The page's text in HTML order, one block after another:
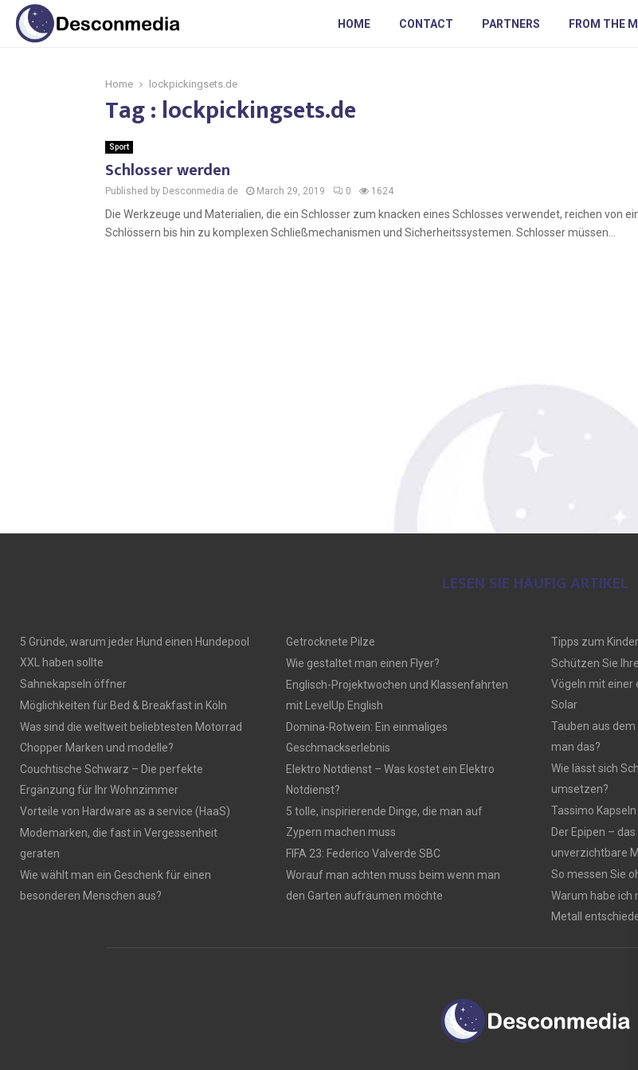
HOME CONTACT PARTNERS FROM THE
Home lockpickingsets.de
Tag : lockpickingsets.de
Sport
Schlosser werden
Published by Desconmedia.de March 29, 2019 0 1624
Die Werkzeuge und Materialien, die ein Schlosser zum knacken eines Schlosses verwendet, reichen von
Schlössern bis hin zu komplexen Schließmechanismen und Sicherheitssystemen. Schlosser müssen...
LESEN SIE HÄUFIG ARTIKEL
5 Gründe, warum jeder Hund einen Hundepool
XXL haben sollte
Sahnekapseln öffner
Möglichkeiten für Bed & Breakfast in Köln
Was sind die weltweit beliebtesten Motorrad
Chopper Marken und modelle?
Couchtische Schwarz – Die perfekte
Ergänzung für Ihr Wohnzimmer
Vorteile von Hardware as a service (HaaS)
Modemarken, die fast in Vergessenheit
geraten
Wie wählt man ein Geschenk für einen
besonderen Menschen aus?
Getrocknete Pilze
Wie gestaltet man einen Flyer?
Englisch-Projektwochen und Klassenfahrten
mit LevelUp English
Domina-Rotwein: Ein einmaliges
Geschmackserlebnis
Elektro Notdienst – Was kostet ein Elektro
Notdienst?
5 tolle, inspirierende Dinge, die man auf
Zypern machen muss
FIFA 23: Federico Valverde SBC
Worauf man achten muss beim wenn man
den Garten aufräumen möchte
Tipps zum
Schützen Sie
Vögeln mit
Solar
Tauben aus
man das?
Wie lässt sich
umsetzen?
Tassimo
Der Epipen –
unverzichtbare
So messen Sie
Warum habe ich
Metall